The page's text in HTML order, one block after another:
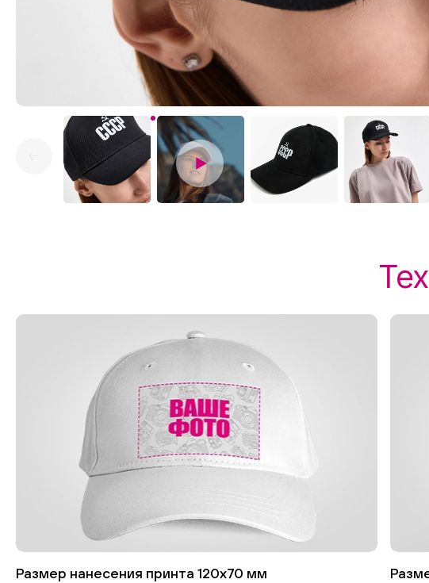
Размер нанесения принта 120х70 мм